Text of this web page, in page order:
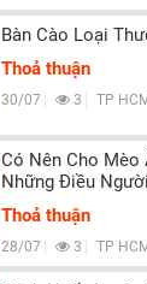
Bàn Cào Loại
Thoả thuận
30/07 3 TP
Có Nên Cho Mèo
Những Điều
Thoả thuận
28/07 3 TP